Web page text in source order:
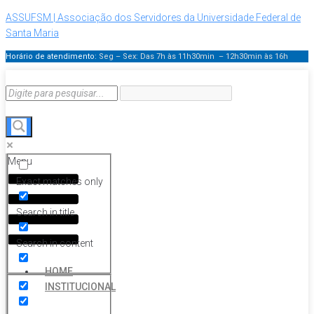
ASSUFSM | Associação dos Servidores da Universidade Federal de
Santa Maria
Horário de atendimento: Seg – Sex: Das 7h às 11h30min – 12h30min às 16h
Exact matches only
Search in title
Search in content
Menu
HOME
INSTITUCIONAL